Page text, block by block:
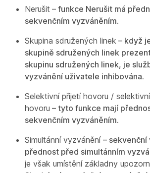
Nerušit – funkce Nerušit má
sekvenčním vyzváněním.
Skupina sdružených linek – když
skupině sdružených linek
skupinu sdružených linek, je
vyzvánění uživatele inhibována.
Selektivní přijetí hovoru /
hovoru – tyto funkce mají
sekvenčním vyzváněním.
Simultánní vyzvánění – sekvenční
přednost před simultánním
je však umístění základny